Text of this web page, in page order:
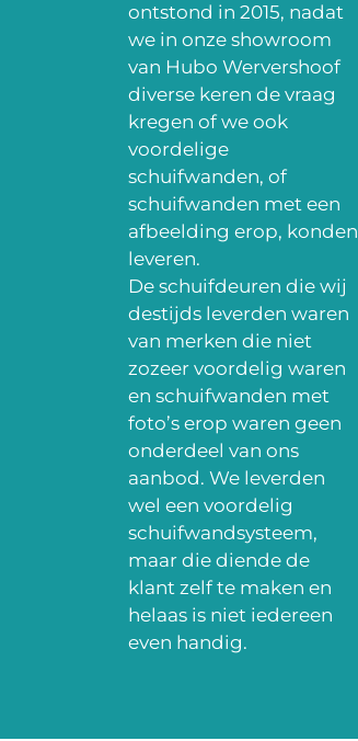
ontstond in 2015, nadat
we in onze showroom
van Hubo Wervershoof
diverse keren de vraag
kregen of we ook
voordelige
schuifwanden, of
schuifwanden met een
afbeelding erop, konden
leveren.
De schuifdeuren die wij
destijds leverden waren
van merken die niet
zozeer voordelig waren
en schuifwanden met
foto’s erop waren geen
onderdeel van ons
aanbod. We leverden
wel een voordelig
schuifwandsysteem,
maar die diende de
klant zelf te maken en
helaas is niet iedereen
even handig.